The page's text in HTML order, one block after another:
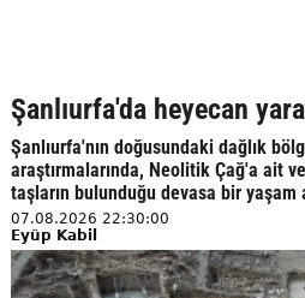
Şanlıurfa'da heyecan
Şanlıurfa'nın doğusundaki dağlık
araştırmalarında, Neolitik Çağ'a ait
taşların bulunduğu devasa bir yaşam
07.08.2026 22:30:00
Eyüp Kabil